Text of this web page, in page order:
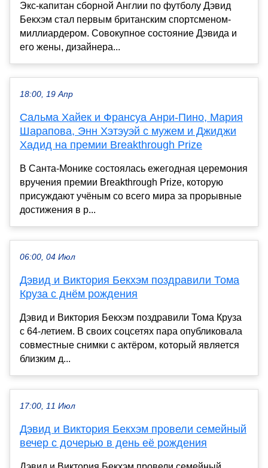
Экс-капитан сборной Англии по футболу Дэвид
Бекхэм стал первым британским спортсменом-
миллиардером. Совокупное состояние Дэвида и
его жены, дизайнера...
18:00, 19 Апр
Сальма Хайек и Франсуа Анри-Пино, Мария
Шарапова, Энн Хэтэуэй с мужем и Джиджи
Хадид на премии Breakthrough Prize
В Санта-Монике состоялась ежегодная церемония
вручения премии Breakthrough Prize, которую
присуждают учёным со всего мира за прорывные
достижения в р...
06:00, 04 Июл
Дэвид и Виктория Бекхэм поздравили Тома
Круза с днём рождения
Дэвид и Виктория Бекхэм поздравили Тома Круза
с 64-летием. В своих соцсетях пара опубликовала
совместные снимки с актёром, который является
близким д...
17:00, 11 Июл
Дэвид и Виктория Бекхэм провели семейный
вечер с дочерью в день её рождения